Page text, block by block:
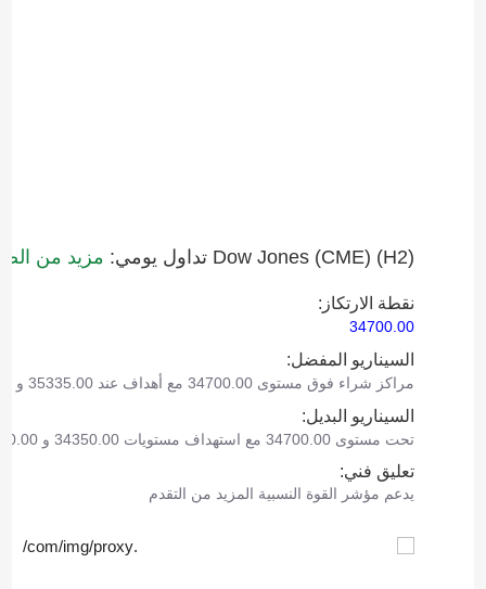
Dow Jones (CME)‎ (H2)‎ تداول يومي: مزيد من
نقطة الارتكاز:
34700.00
السيناريو المفضل:
مراكز شراء فوق مستوى 34700.00 مع أهداف عند 35335.00 و 35880.00.
السيناريو البديل:
تحت مستوى 34700.00 مع استهداف مستويات 34350.00 و 33910.00 كأهداف.
تعليق فني:
يدعم مؤشر القوة النسبية المزيد من التقدم